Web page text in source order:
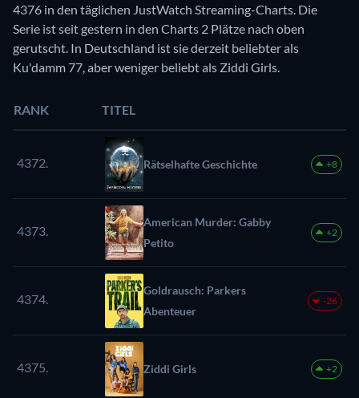
4376 in den täglichen JustWatch Streaming-Charts. Die
Serie ist seit gestern in den Charts 2 Plätze nach oben
gerutscht. In Deutschland ist sie derzeit beliebter als
Ku'damm 77, aber weniger beliebt als Ziddi Girls.
RANK TITEL
4372. Rätselhafte Geschichte +8
4373.
American Murder: Gabby
Petito
+2
4374.
Goldrausch: Parkers
Abenteuer
-26
4375. Ziddi Girls +2